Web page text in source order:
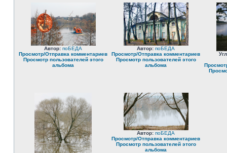
Автор: поБЕДА
Просмотр/Отправка комментариев
Просмотр пользователей этого
альбома
Автор: поБЕДА
Просмотр/Отправка комментариев
Просмотр пользователей этого
альбома
Автор: поБЕДА
Просмотр/Отправка комментариев
Просмотр пользователей этого
альбома